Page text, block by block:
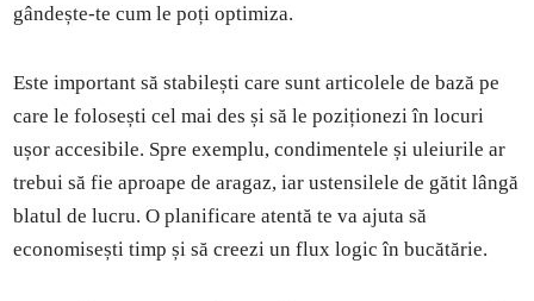
gândește-te cum le poți optimiza.
Este important să stabilești care sunt articolele de bază pe
care le folosești cel mai des și să le poziționezi în locuri
ușor accesibile. Spre exemplu, condimentele și uleiurile ar
trebui să fie aproape de aragaz, iar ustensilele de gătit lângă
blatul de lucru. O planificare atentă te va ajuta să
economisești timp și să creezi un flux logic în bucătărie.